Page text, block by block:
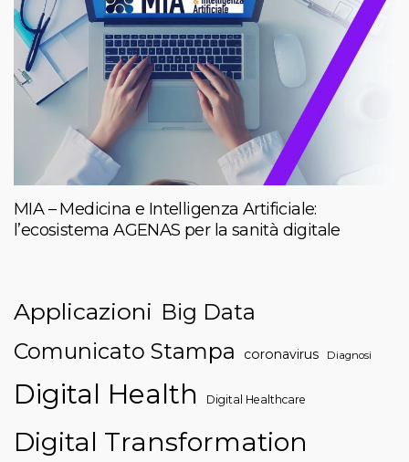
MIA – Medicina e Intelligenza Artificiale:
l’ecosistema AGENAS per la sanità digitale
Applicazioni Big Data
Comunicato Stampa
coronavirus Diagnosi
Digital Health Digital Healthcare
Digital Transformation